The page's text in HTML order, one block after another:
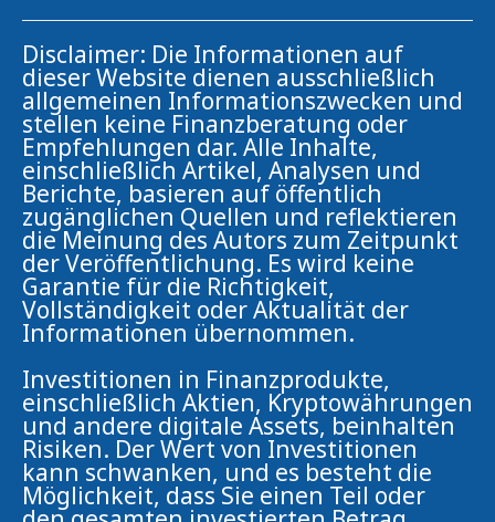
Disclaimer: Die Informationen auf
dieser Website dienen ausschließlich
allgemeinen Informationszwecken und
stellen keine Finanzberatung oder
Empfehlungen dar. Alle Inhalte,
einschließlich Artikel, Analysen und
Berichte, basieren auf öffentlich
zugänglichen Quellen und reflektieren
die Meinung des Autors zum Zeitpunkt
der Veröffentlichung. Es wird keine
Garantie für die Richtigkeit,
Vollständigkeit oder Aktualität der
Informationen übernommen.
Investitionen in Finanzprodukte,
einschließlich Aktien, Kryptowährungen
und andere digitale Assets, beinhalten
Risiken. Der Wert von Investitionen
kann schwanken, und es besteht die
Möglichkeit, dass Sie einen Teil oder